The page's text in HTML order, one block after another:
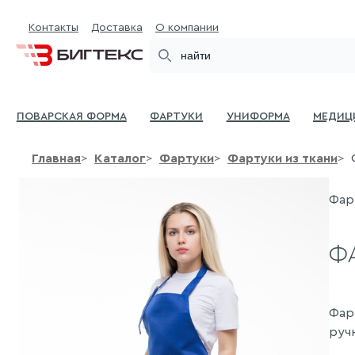
Контакты Доставка О компании
Поварская форма Фартуки Униформа
Главная Каталог Фартуки Фартуки из ткани